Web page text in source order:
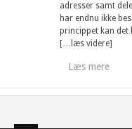
adresser samt
har endnu ikke
princippet kan det
[…læs videre]
Læs mere